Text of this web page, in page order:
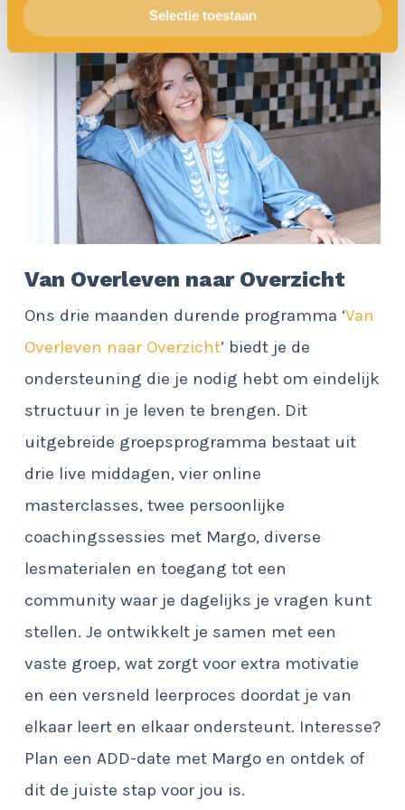
Selectie toestaan
Van Overleven naar Overzicht
Ons drie maanden durende programma ‘Van
Overleven naar Overzicht’ biedt je de
ondersteuning die je nodig hebt om eindelijk
structuur in je leven te brengen. Dit
uitgebreide groepsprogramma bestaat uit
drie live middagen, vier online
masterclasses, twee persoonlijke
coachingssessies met Margo, diverse
lesmaterialen en toegang tot een
community waar je dagelijks je vragen kunt
stellen. Je ontwikkelt je samen met een
vaste groep, wat zorgt voor extra motivatie
en een versneld leerproces doordat je van
elkaar leert en elkaar ondersteunt. Interesse?
Plan een ADD-date met Margo en ontdek of
dit de juiste stap voor jou is.